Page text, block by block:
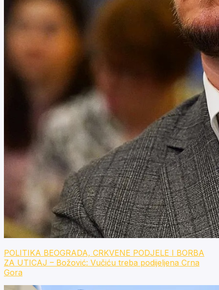
POLITIKA BEOGRADA, CRKVENE PODJELE I BORBA
ZA UTICAJ – Božović: Vučiću treba podijeljena Crna
Gora